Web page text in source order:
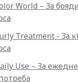
World – За
Treatment - За
Use – За